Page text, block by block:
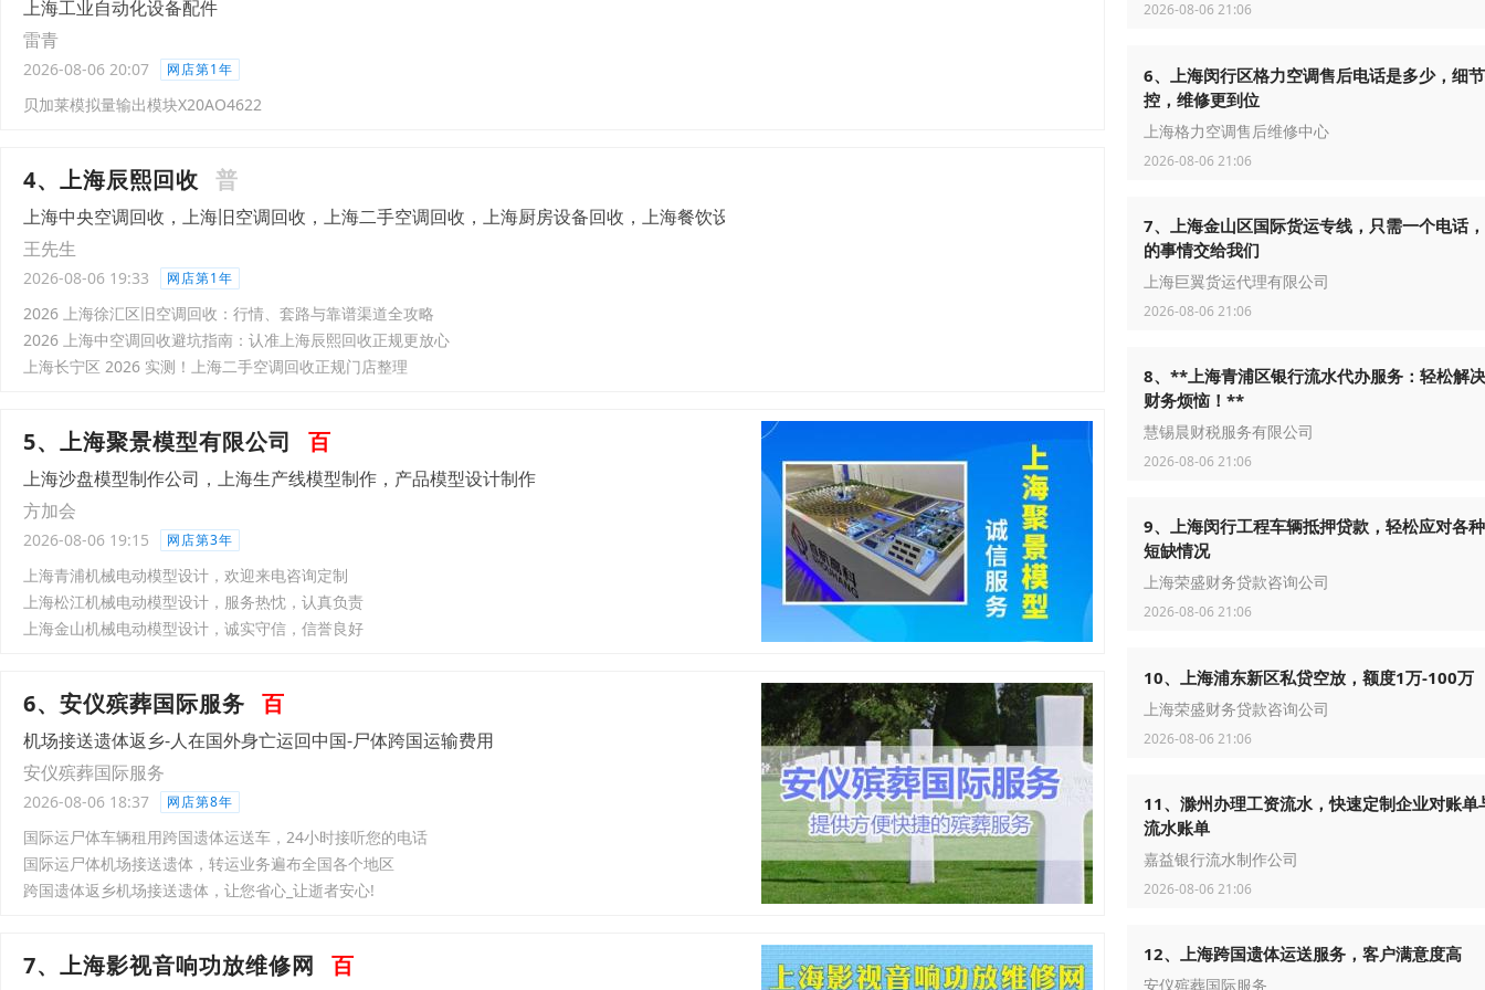
上海工业自动化设备配件
雷青
2026-08-06 20:07 网店第1年
贝加莱模拟量输出模块X20AO4622
4、上海辰熙回收 普
上海中央空调回收，上海旧空调回收，上海二手空调回收，上海厨房设备回收，上海餐饮设备回收，上海烘焙设备
王先生
2026-08-06 19:33 网店第1年
2026 上海徐汇区旧空调回收：行情、套路与靠谱渠道全攻略
2026 上海中空调回收避坑指南：认准上海辰熙回收正规更放心
上海长宁区 2026 实测！上海二手空调回收正规门店整理
5、上海聚景模型有限公司 百
上海沙盘模型制作公司，上海生产线模型制作，产品模型设计制作
方加会
2026-08-06 19:15 网店第3年
上海青浦机械电动模型设计，欢迎来电咨询定制
上海松江机械电动模型设计，服务热忱，认真负责
上海金山机械电动模型设计，诚实守信，信誉良好
6、安仪殡葬国际服务 百
机场接送遗体返乡-人在国外身亡运回中国-尸体跨国运输费用
安仪殡葬国际服务
2026-08-06 18:37 网店第8年
国际运尸体车辆租用跨国遗体运送车，24小时接听您的电话
国际运尸体机场接送遗体，转运业务遍布全国各个地区
跨国遗体返乡机场接送遗体，让您省心_让逝者安心!
7、上海影视音响功放维修网 百
2026-08-06 21:06
6、上海闵行区格力空调售后电话是多少，细
控，维修更到位
上海格力空调售后维修中心
2026-08-06 21:06
7、上海金山区国际货运专线，只需一个电话
的事情交给我们
上海巨翼货运代理有限公司
2026-08-06 21:06
8、**上海青浦区银行流水代办服务：轻松解
财务烦恼！**
慧锡晨财税服务有限公司
2026-08-06 21:06
9、上海闵行工程车辆抵押贷款，轻松应对各
短缺情况
上海荣盛财务贷款咨询公司
2026-08-06 21:06
10、上海浦东新区私贷空放，额度1万-100万
上海荣盛财务贷款咨询公司
2026-08-06 21:06
11、滁州办理工资流水，快速定制企业对账单
流水账单
嘉益银行流水制作公司
2026-08-06 21:06
12、上海跨国遗体运送服务，客户满意度高
安仪殡葬国际服务